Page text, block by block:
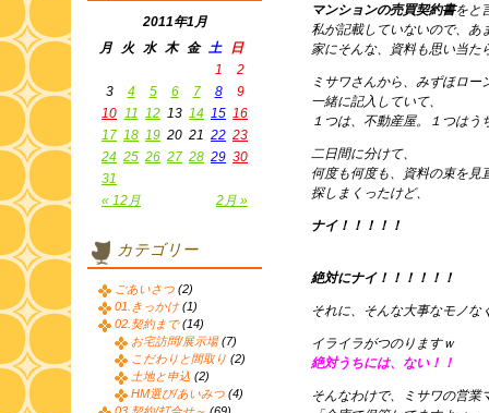
マンションの売買契約書をと
私が記載していないので、あ
家にそんな、資料も思い当た
ミサワさんから、みずほロー
一緒に記入していて、
１つは、不動産屋。１つはう
二日間に分けて、
何度も何度も、資料の束を見
探しまくったけど、
ナイ！！！！！
絶対にナイ！！！！！！
それに、そんな大事なモノな
イライラがつのりますｗ
絶対うちには、ない！！
そんなわけで、ミサワの営業
2011年1月
月
火 水 木 金 土 日
« 12月 2月 »
1
2
3
4 5 6 7 8
9
10 11 12 13 14 15 16
17 18 19 20 21 22 23
24 25 26 27 28 29 30
31
カテゴリー
ごあいさつ (2)
01.きっかけ (1)
02.契約まで(14)
お宅訪問/展示場(7)
こだわりと間取り (2)
土地と申込 (2)
HM選び/あいみつ (4)